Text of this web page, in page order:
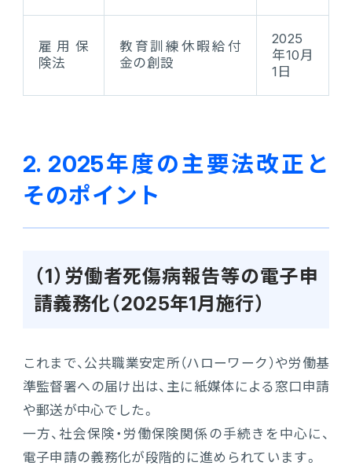
雇用保
険法
教育訓練休暇給付
金の創設
2025
年10月
1日
2. 2025年度の主要法改正と
そのポイント
（1）労働者死傷病報告等の電子申
請義務化（2025年1月施行）
これまで、公共職業安定所（ハローワーク）や労働基
準監督署への届け出は、主に紙媒体による窓口申請
や郵送が中心でした。
一方、社会保険・労働保険関係の手続きを中心に、
電子申請の義務化が段階的に進められています。